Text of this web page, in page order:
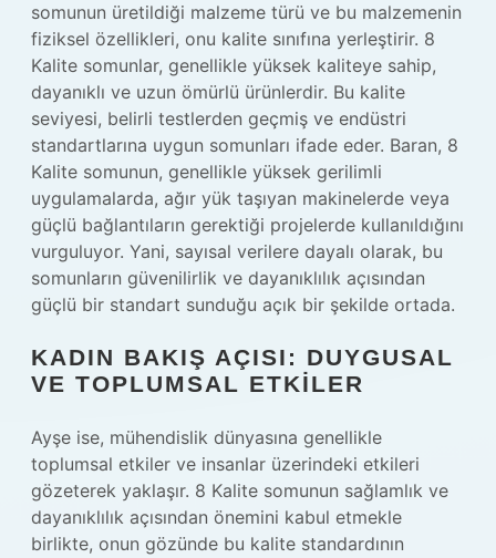
somunun üretildiği malzeme türü ve bu malzemenin
fiziksel özellikleri, onu kalite sınıfına yerleştirir. 8
Kalite somunlar, genellikle yüksek kaliteye sahip,
dayanıklı ve uzun ömürlü ürünlerdir. Bu kalite
seviyesi, belirli testlerden geçmiş ve endüstri
standartlarına uygun somunları ifade eder. Baran, 8
Kalite somunun, genellikle yüksek gerilimli
uygulamalarda, ağır yük taşıyan makinelerde veya
güçlü bağlantıların gerektiği projelerde kullanıldığını
vurguluyor. Yani, sayısal verilere dayalı olarak, bu
somunların güvenilirlik ve dayanıklılık açısından
güçlü bir standart sunduğu açık bir şekilde ortada.
KADIN BAKIŞ AÇISI: DUYGUSAL
VE TOPLUMSAL ETKILER
Ayşe ise, mühendislik dünyasına genellikle
toplumsal etkiler ve insanlar üzerindeki etkileri
gözeterek yaklaşır. 8 Kalite somunun sağlamlık ve
dayanıklılık açısından önemini kabul etmekle
birlikte, onun gözünde bu kalite standardının